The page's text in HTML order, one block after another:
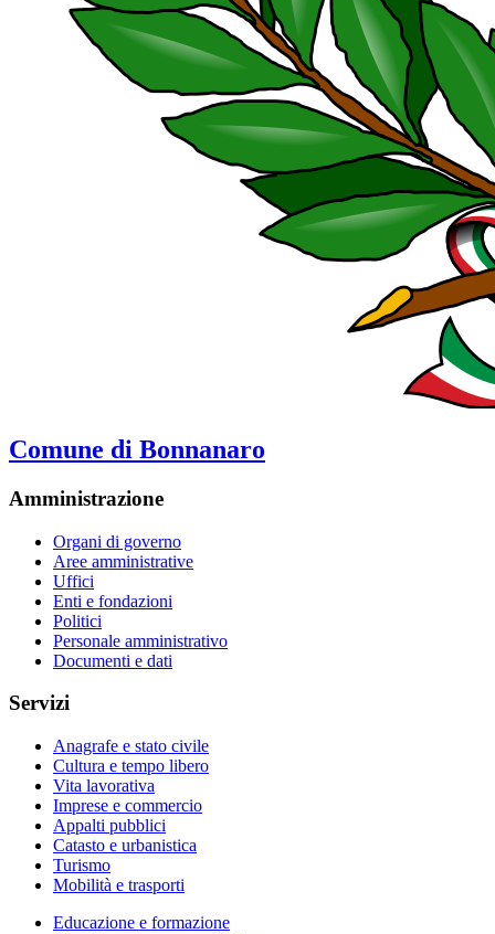
Comune di Bonnanaro
Amministrazione
Organi di governo
Aree amministrative
Uffici
Enti e fondazioni
Politici
Personale amministrativo
Documenti e dati
Servizi
Anagrafe e stato civile
Cultura e tempo libero
Vita lavorativa
Imprese e commercio
Appalti pubblici
Catasto e urbanistica
Turismo
Mobilità e trasporti
Educazione e formazione